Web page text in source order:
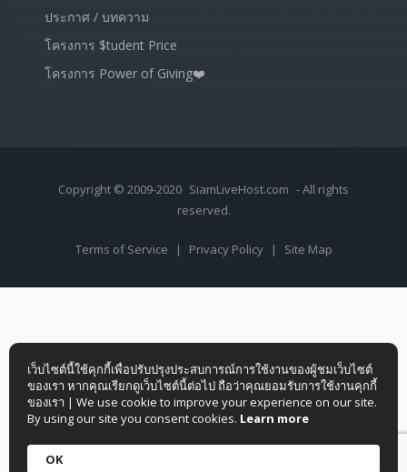
เว็บไซต์นี้ใช้คุกกี้เพื่อปรับปรุงประสบการณ์การใช้งานของผู้ชมเว็บไซต์
ของเรา หากคุณเรียกดูเว็บไซต์นี้ต่อไป ถือว่าคุณยอมรับการใช้งานคุกกี้
ของเรา | We use cookie to improve your experience on our site.
By using our site you consent cookies. Learn more
OK
ประกาศ / บทความ
โครงการ $tudent Price
โครงการ Power of Giving❤️
Copyright © 2009-2020 SiamLiveHost.com - All rights
reserved.
Terms of Service | Privacy Policy | Site Map